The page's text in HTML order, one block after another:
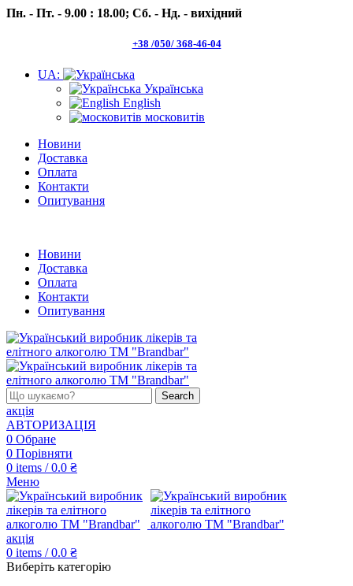
Пн. - Пт. - 9.00 : 18.00; Сб. - Нд. - вихідний
+38 /050/ 368-46-04
UA:
Українська
English
московитів
Новини
Доставка
Оплата
Контакти
Опитування
Новини
Доставка
Оплата
Контакти
Опитування
Search
акція
АВТОРИЗАЦІЯ
0 Обране
0 Порівняти
0 items / 0.0 ₴
Меню
акція
0 items / 0.0 ₴
Виберіть категорію